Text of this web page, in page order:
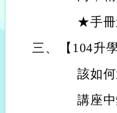
★手冊
三、
【104升
該如
講座